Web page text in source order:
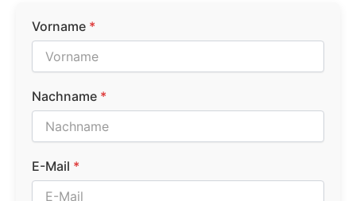
Vorname *
Nachname *
E-Mail *